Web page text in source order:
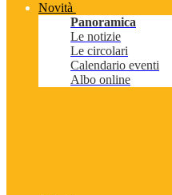
Novità
Panoramica
Le notizie
Le circolari
Calendario eventi
Albo online